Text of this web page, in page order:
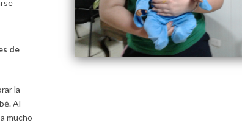
de
la
Al
mucho